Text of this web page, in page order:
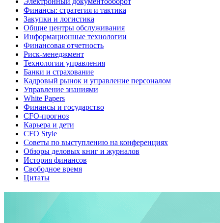
Финансы: стратегия и тактика
Закупки и логистика
Общие центры обслуживания
Информационные технологии
Финансовая отчетность
Риск-менеджмент
Технологии управления
Банки и страхование
Кадровый рынок и управление персоналом
Управление знаниями
White Papers
Финансы и государство
CFO-прогноз
Карьера и дети
CFO Style
Советы по выступлению на конференциях
Обзоры деловых книг и журналов
История финансов
Свободное время
Цитаты